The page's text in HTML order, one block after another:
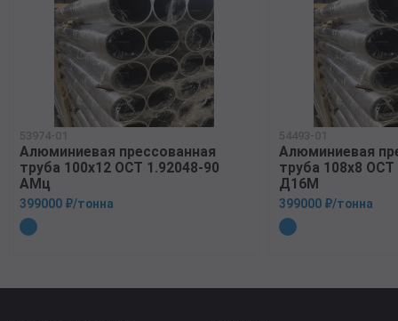
53974-01
Алюминиевая прессованная
труба 100х12 ОСТ 1.92048-90
АМц
399000 ₽/тонна
54493-01
Алюминиевая
труба 108х8 ОСТ
Д16М
399000 ₽/тонна